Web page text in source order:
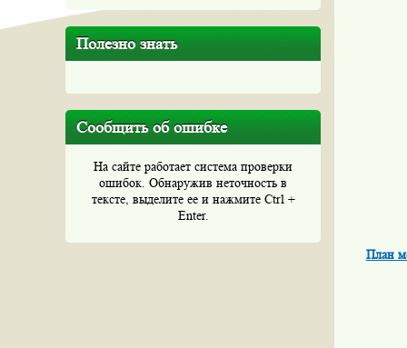
Полезно знать
Сообщить об ошибке
На сайте работает система проверки
ошибок. Обнаружив неточность в
тексте, выделите ее и нажмите Ctrl +
Enter.
План